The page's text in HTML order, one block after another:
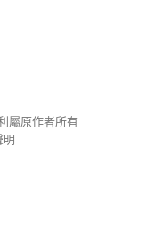
屬原作者所有
明